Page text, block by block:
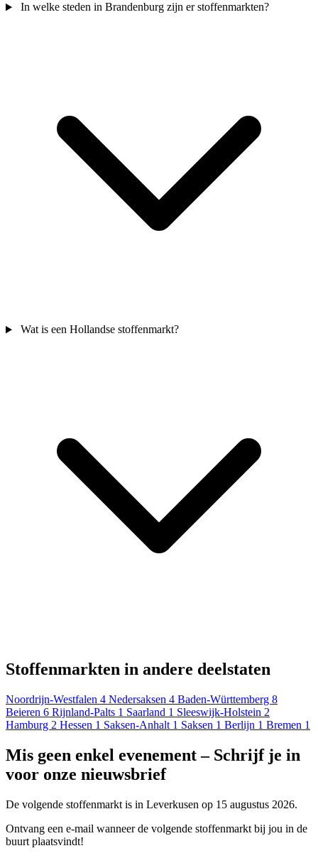
In welke steden in Brandenburg zijn er stoffenmarkten?
Wat is een Hollandse stoffenmarkt?
Stoffenmarkten in andere deelstaten
Noordrijn-Westfalen 4 Nedersaksen 4 Baden-Württemberg 8
Beieren 6 Rijnland-Palts 1 Saarland 1 Sleeswijk-Holstein 2
Hamburg 2 Hessen 1 Saksen-Anhalt 1 Saksen 1 Berlijn 1 Bremen 1
Mis geen enkel evenement – Schrijf je in
voor onze nieuwsbrief
De volgende stoffenmarkt is in Leverkusen op 15 augustus 2026.
Ontvang een e-mail wanneer de volgende stoffenmarkt bij jou in de
buurt plaatsvindt!